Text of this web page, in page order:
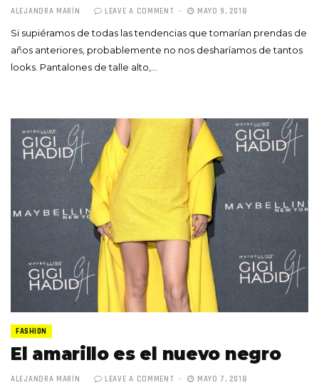
ALEJANDRA MARÍN LEAVE A COMMENT MAYO 9, 2018
Si supiéramos de todas las tendencias que tomarían prendas de
años anteriores, probablemente no nos desharíamos de tantos
looks. Pantalones de talle alto,…
FASHION
El amarillo es el nuevo negro
ALEJANDRA MARÍN LEAVE A COMMENT MAYO 7, 2018